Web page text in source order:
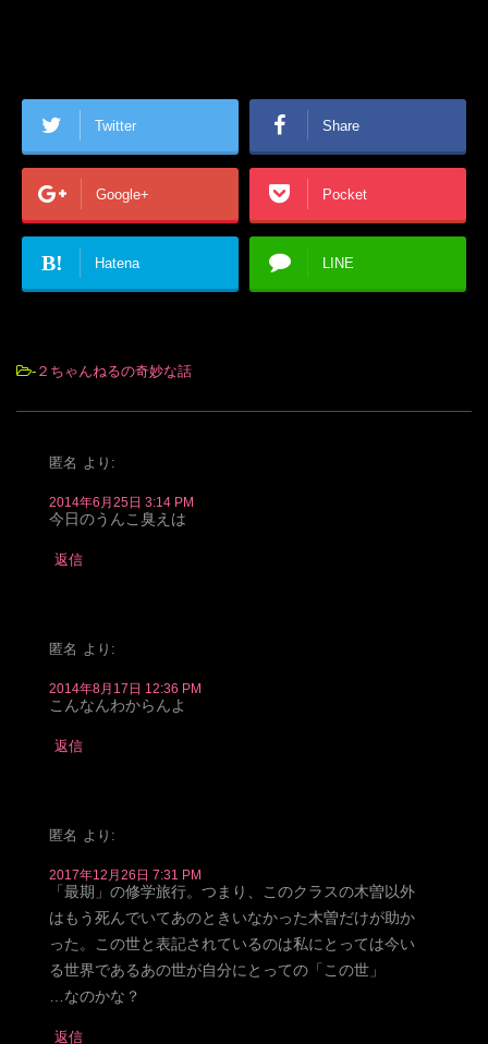
Twitter Share
Google+ Pocket
B! Hatena LINE
- ２ちゃんねるの奇妙な話
匿名 より:
2014年6月25日 3:14 PM
今日のうんこ臭えは
返信
匿名 より:
2014年8月17日 12:36 PM
こんなんわからんよ
返信
匿名 より:
2017年12月26日 7:31 PM
「最期」の修学旅行。つまり、このクラスの木曽以外
はもう死んでいてあのときいなかった木曽だけが助か
った。この世と表記されているのは私にとっては今い
る世界であるあの世が自分にとっての「この世」
…なのかな？
返信